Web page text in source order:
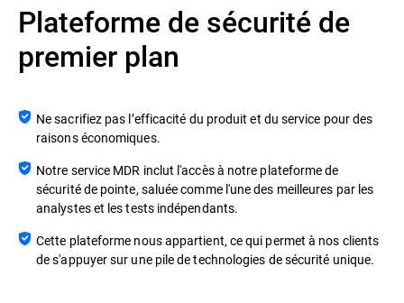
Plateforme de sécurité de
premier plan
Ne sacrifiez pas l’efficacité du produit et du service pour des
raisons économiques.
Notre service MDR inclut l'accès à notre plateforme de
sécurité de pointe, saluée comme l'une des meilleures par les
analystes et les tests indépendants.
Cette plateforme nous appartient, ce qui permet à nos clients
de s'appuyer sur une pile de technologies de sécurité unique.